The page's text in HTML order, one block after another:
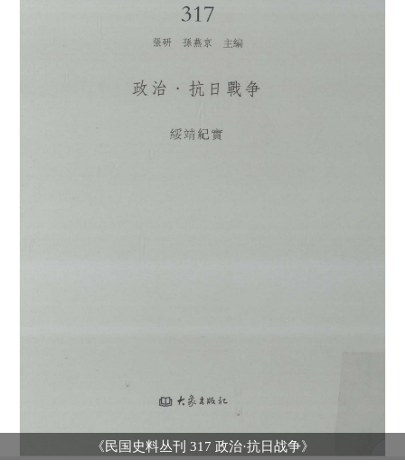
《民国史料丛刊 317 政治·抗日战争》